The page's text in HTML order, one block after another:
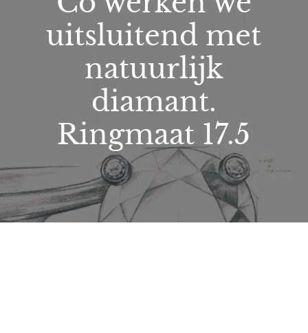
uitsluitend met
natuurlijk
diamant.
Ringmaat 17.5